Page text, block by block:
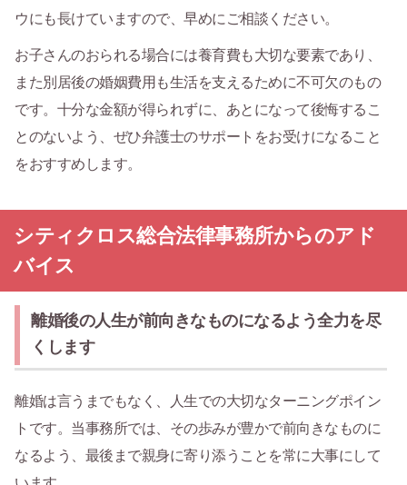
ウにも長けていますので、早めにご相談ください。
お子さんのおられる場合には養育費も大切な要素であり、
また別居後の婚姻費用も生活を支えるために不可欠のもの
です。十分な金額が得られずに、あとになって後悔するこ
とのないよう、ぜひ弁護士のサポートをお受けになること
をおすすめします。
シティクロス総合法律事務所からのアド
バイス
離婚後の人生が前向きなものになるよう全力を尽
くします
離婚は言うまでもなく、人生での大切なターニングポイン
トです。当事務所では、その歩みが豊かで前向きなものに
なるよう、最後まで親身に寄り添うことを常に大事にして